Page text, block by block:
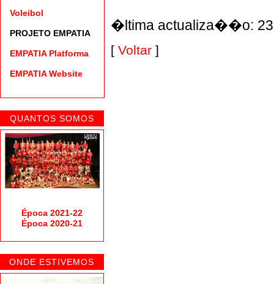
Voleibol
PROJETO EMPATIA
EMPATIA Platforma
EMPATIA Website
QUANTOS SOMOS
Época 2021-22
Época 2020-21
ONDE ESTIVEMOS
�ltima actualiza��o:
[ Voltar ]